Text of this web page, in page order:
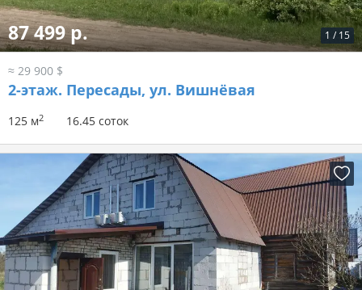
1 / 15
87 499 р.
≈ 29 900 $
2-этаж. Пересады, ул. Вишнёвая
125 м2 16.45 соток